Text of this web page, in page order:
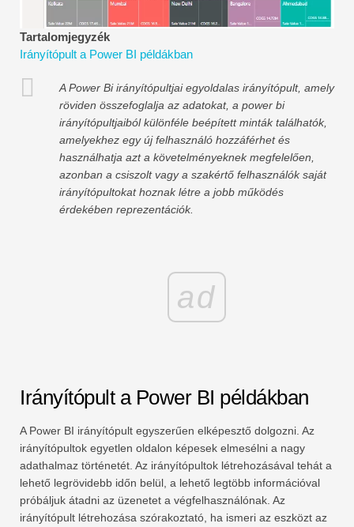
Teljes alak
Kockázatkezelési oktatóanyagok
Tartalomjegyzék
Irányítópult a Power BI példákban
A Power Bi irányítópultjai egyoldalas irányítópult, amely
röviden összefoglalja az adatokat, a power bi
irányítópultjaiból különféle beépített minták találhatók,
amelyekhez egy új felhasználó hozzáférhet és
használhatja azt a követelményeknek megfelelően,
azonban a csiszolt vagy a szakértő felhasználók saját
irányítópultokat hoznak létre a jobb működés
érdekében reprezentációk.
ad
Irányítópult a Power BI példákban
A Power BI irányítópult egyszerűen elképesztő dolgozni. Az
irányítópultok egyetlen oldalon képesek elmesélni a nagy
adathalmaz történetét. Az irányítópultok létrehozásával tehát a
lehető legrövidebb időn belül, a lehető legtöbb információval
próbáljuk átadni az üzenetet a végfelhasználónak. Az
irányítópult létrehozása szórakoztató, ha ismeri az eszközt az